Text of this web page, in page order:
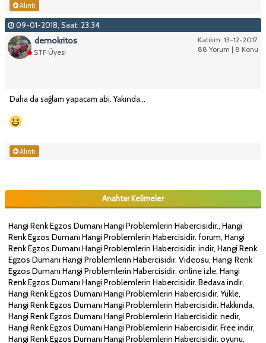
Alıntı
09-01-2018, Saat: 23:34
Katılım: 13-12-2017
88 Yorum | 8 Konu
demokritos
STF Üyesi
Daha da sağlam yapacam abi. Yakında...
Alıntı
Anahtar Kelimeler
Hangi Renk Egzos Dumanı Hangi Problemlerin Habercisidir., Hangi
Renk Egzos Dumanı Hangi Problemlerin Habercisidir. forum, Hangi
Renk Egzos Dumanı Hangi Problemlerin Habercisidir. indir, Hangi Renk
Egzos Dumanı Hangi Problemlerin Habercisidir. Videosu, Hangi Renk
Egzos Dumanı Hangi Problemlerin Habercisidir. online izle, Hangi
Renk Egzos Dumanı Hangi Problemlerin Habercisidir. Bedava indir,
Hangi Renk Egzos Dumanı Hangi Problemlerin Habercisidir. Yükle,
Hangi Renk Egzos Dumanı Hangi Problemlerin Habercisidir. Hakkında,
Hangi Renk Egzos Dumanı Hangi Problemlerin Habercisidir. nedir,
Hangi Renk Egzos Dumanı Hangi Problemlerin Habercisidir. Free indir,
Hangi Renk Egzos Dumanı Hangi Problemlerin Habercisidir. oyunu,